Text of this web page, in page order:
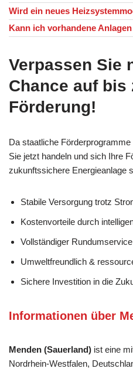
Wird ein neues
Kann ich vorhandene
Verpassen Sie
Chance auf bis
Förderung!
Da staatliche
Sie jetzt handeln und sich Ihre
zukunftssichere Energieanlage
Stabile Versorgung trotz
Kostenvorteile durch
Vollständiger Rundumservice
Umweltfreundlich &
Sichere Investition in die
Informationen über
Menden (Sauerland) ist eine
Nordrhein-Westfalen,